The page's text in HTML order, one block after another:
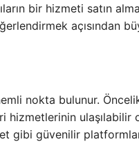
bir hizmeti satın
açısından
nokta bulunur.
hizmetlerinin ulaşılabilir
gibi güvenilir platformlar,